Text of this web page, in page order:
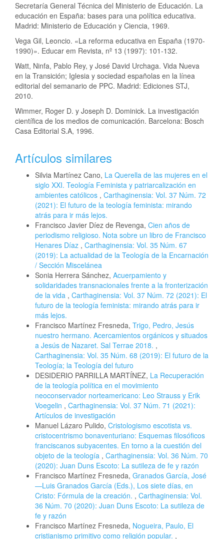
Secretaría General Técnica del Ministerio de Educación. La
educación en España: bases para una política educativa.
Madrid: Ministerio de Educación y Ciencia, 1969.
Vega Gil, Leoncio. «La reforma educativa en España (1970-
1990)». Educar em Revista, nº 13 (1997): 101-132.
Watt, Ninfa, Pablo Rey, y José David Urchaga. Vida Nueva
en la Transición; Iglesia y sociedad españolas en la línea
editorial del semanario de PPC. Madrid: Ediciones STJ,
2010.
Wimmer, Roger D. y Joseph D. Dominick. La investigación
científica de los medios de comunicación. Barcelona: Bosch
Casa Editorial S.A, 1996.
Artículos similares
Silvia Martínez Cano, La Querella de las mujeres en el
siglo XXI. Teología Feminista y patriarcalización en
ambientes católicos , Carthaginensia: Vol. 37 Núm. 72
(2021): El futuro de la teología feminista: mirando
atrás para ir más lejos.
Francisco Javier Díez de Revenga, Cien años de
periodismo religioso. Nota sobre un libro de Francisco
Henares Díaz , Carthaginensia: Vol. 35 Núm. 67
(2019): La actualidad de la Teología de la Encarnación
/ Sección Miscelánea
Sonia Herrera Sánchez, Acuerpamiento y
solidaridades transnacionales frente a la fronterización
de la vida , Carthaginensia: Vol. 37 Núm. 72 (2021): El
futuro de la teología feminista: mirando atrás para ir
más lejos.
Francisco Martínez Fresneda, Trigo, Pedro, Jesús
nuestro hermano. Acercamientos orgánicos y situados
a Jesús de Nazaret. Sal Terrae 2018. ,
Carthaginensia: Vol. 35 Núm. 68 (2019): El futuro de la
Teología; la Teología del futuro
DESIDERIO PARRILLA MARTÍNEZ, La Recuperación
de la teología política en el movimiento
neoconservador norteamericano: Leo Strauss y Erik
Voegelin , Carthaginensia: Vol. 37 Núm. 71 (2021):
Artículos de investigación
Manuel Lázaro Pulido, Cristologismo escotista vs.
cristocentrismo bonaventuriano: Esquemas filosóficos
franciscanos subyacentes. En torno a la cuestión del
objeto de la teología , Carthaginensia: Vol. 36 Núm. 70
(2020): Juan Duns Escoto: La sutileza de fe y razón
Francisco Martínez Fresneda, Granados García, José
—Luis Granados García (Eds.), Los siete días, en
Cristo: Fórmula de la creación. , Carthaginensia: Vol.
36 Núm. 70 (2020): Juan Duns Escoto: La sutileza de
fe y razón
Francisco Martínez Fresneda, Nogueira, Paulo, El
cristianismo primitivo como religión popular. ,